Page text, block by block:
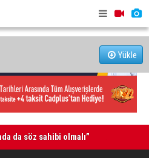
Yükle
da söz sahibi olmalı”